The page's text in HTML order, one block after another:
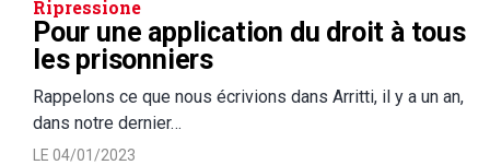
Ripressione
Pour une application du droit à tous
les prisonniers
Rappelons ce que nous écrivions dans Arritti, il y a un an,
dans notre dernier…
LE 04/01/2023